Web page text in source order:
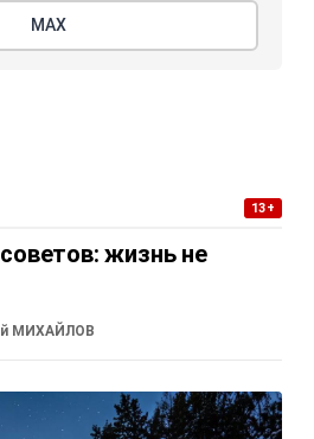
МАХ
13+
жизнь не
МИХАЙЛОВ